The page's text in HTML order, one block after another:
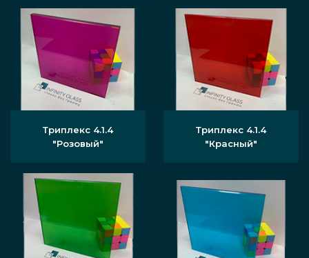
Триплекс 4.1.4
"Розовый"
Триплекс 4.1.4
"Красный"